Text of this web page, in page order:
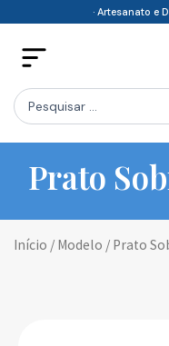
content
· Artesanato e
Search
...
Prato
Início / Modelo / Prato